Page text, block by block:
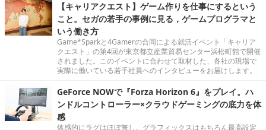
【キャリアクエスト】ゲーム作りを仕事にするという
こと。セガの若手の事例に見る，ゲームプログラマと
いう働き方
Game*Sparkと4Gamerの合同による就活イベント「キャリア
クエスト」の第4回が東京都立産業貿易センター浜松町館で開催
されました。このイベントに合わせて取材した、各社の現場で
実際に働いている若手社員へのインタビューをお届けします。
GeForce NOWで『Forza Horizon 6』をプレイ。ハ
ンドルコントローラー×クラウドゲーミングの底力を体
感
体感的にラグはほぼ無し。グラフィックスはもちろん最高設定